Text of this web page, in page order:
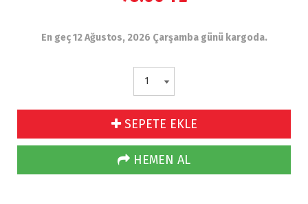
En geç 12 Ağustos, 2026 Çarşamba günü kargoda.
SEPETE EKLE
HEMEN AL